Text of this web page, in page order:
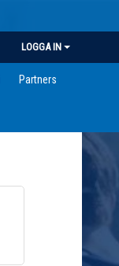
LOGGA IN
Partners